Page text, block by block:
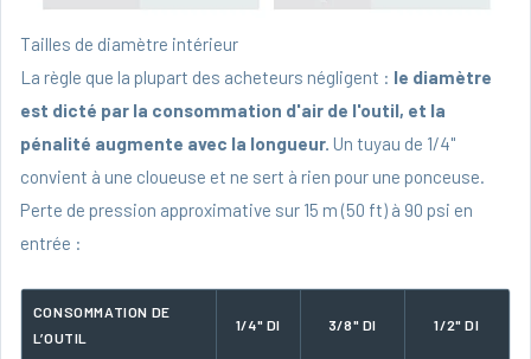
Tailles de diamètre intérieur
La règle que la plupart des acheteurs négligent : le diamètre
est dicté par la consommation d'air de l'outil, et la
pénalité augmente avec la longueur. Un tuyau de 1/4"
convient à une cloueuse et ne sert à rien pour une ponceuse.
Perte de pression approximative sur 15 m (50 ft) à 90 psi en
entrée :
CONSOMMATION DE
L’OUTIL
1/4" DI 3/8" DI 1/2" DI